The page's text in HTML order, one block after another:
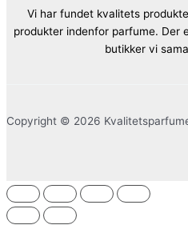
Vi har fundet kvalitets
produkter indenfor parfume. Der
butikker vi
Copyright © 2026